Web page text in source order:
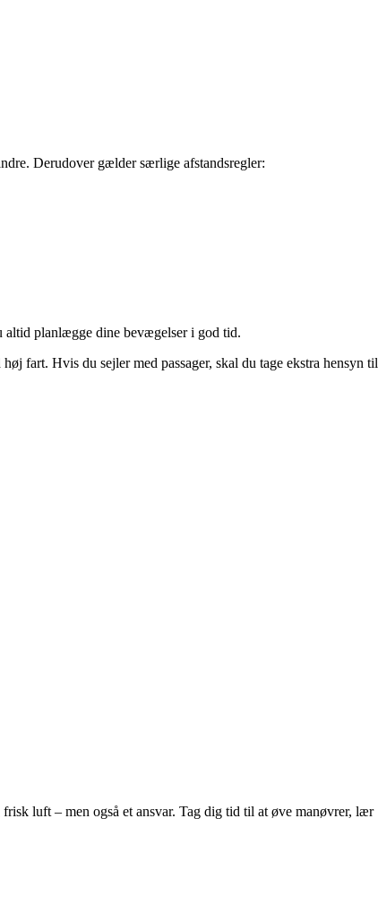
Derudover gælder særlige afstandsregler:
altid planlægge dine bevægelser i god tid.
fart. Hvis du sejler med passager, skal du tage ekstra hensyn til
luft – men også et ansvar. Tag dig tid til at øve manøvrer, lær